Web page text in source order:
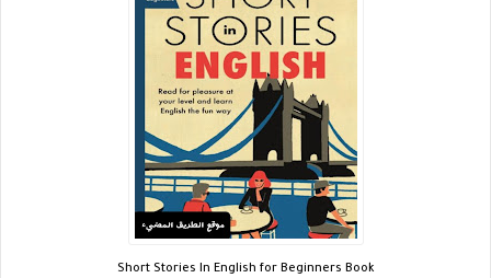
Short Stories In English for Beginners Book